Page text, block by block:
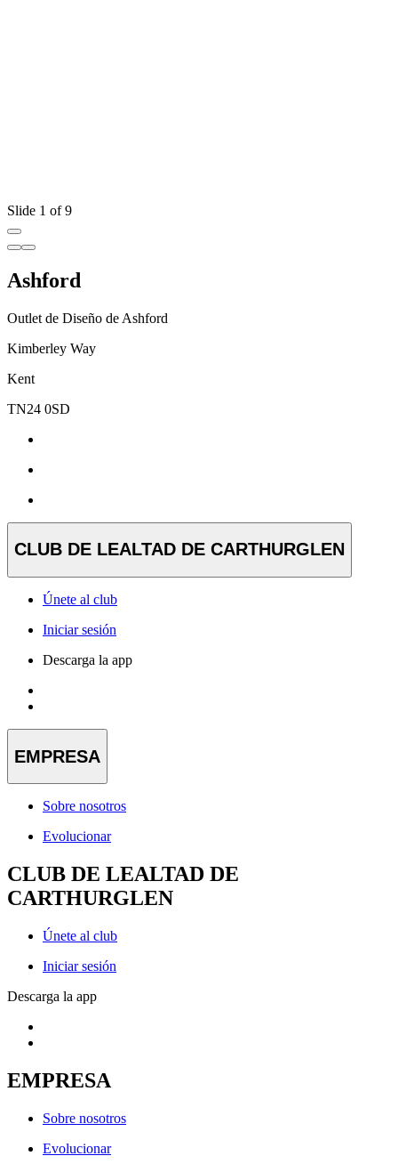
Slide 1 of 9
Ashford
Outlet de Diseño de Ashford
Kimberley Way
Kent
TN24 0SD
CLUB DE LEALTAD DE CARTHURGLEN
Únete al club
Iniciar sesión
Descarga la app
EMPRESA
Sobre nosotros
Evolucionar
CLUB DE LEALTAD DE
CARTHURGLEN
Únete al club
Iniciar sesión
Descarga la app
EMPRESA
Sobre nosotros
Evolucionar